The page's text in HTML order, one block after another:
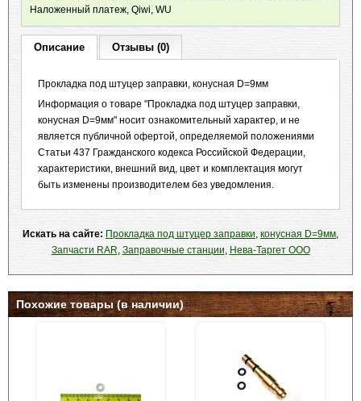
Наложенный платеж, Qiwi, WU
Описание Отзывы (0)
Прокладка под штуцер заправки, конусная D=9мм
Информация о товаре "Прокладка под штуцер заправки,
конусная D=9мм" носит ознакомительный характер, и не
является публичной офертой, определяемой положениями
Статьи 437 Гражданского кодекса Российской Федерации,
характеристики, внешний вид, цвет и комплектация могут
быть изменены производителем без уведомления.
Искать на сайте: Прокладка под штуцер заправки, конусная D=9мм,
Запчасти RAR, Заправочные станции, Нева-Таргет ООО
Похожие товары (в наличии)